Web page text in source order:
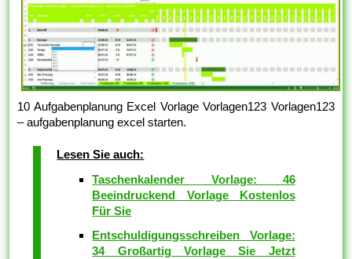
10 Aufgabenplanung Excel Vorlage Vorlagen123 Vorlagen123
– aufgabenplanung excel starten.
Lesen Sie auch:
Taschenkalender Vorlage: 46
Beeindruckend Vorlage Kostenlos
Für Sie
Entschuldigungsschreiben Vorlage:
34 Großartig Vorlage Sie Jetzt